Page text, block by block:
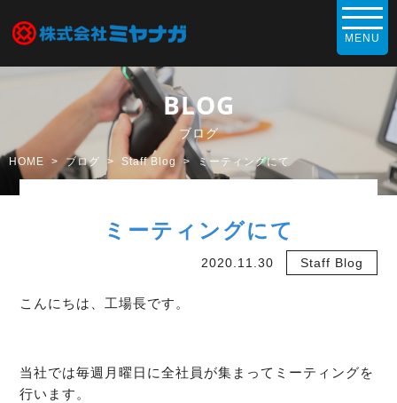
BLOG
ブログ
HOME ブログ Staff Blog ミーティングにて
ミーティングにて
2020.11.30 Staff Blog
こんにちは、工場長です。
当社では毎週月曜日に全社員が集まってミーティングを
行います。